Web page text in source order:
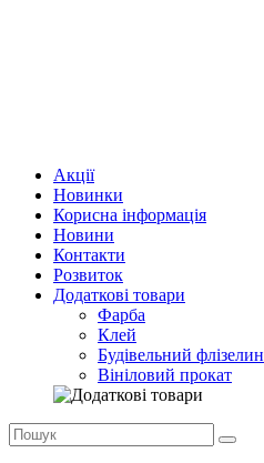
Акції
Новинки
Корисна інформація
Новини
Контакти
Розвиток
Додаткові товари
Фарба
Клей
Будівельний флізелин
Вініловий прокат